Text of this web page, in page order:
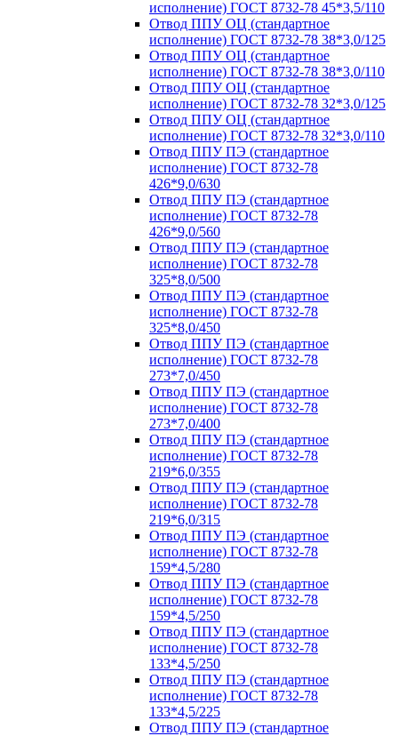
исполнение) ГОСТ 8732-78 45*3,5/110
Отвод ППУ ОЦ (стандартное
исполнение) ГОСТ 8732-78 38*3,0/125
Отвод ППУ ОЦ (стандартное
исполнение) ГОСТ 8732-78 38*3,0/110
Отвод ППУ ОЦ (стандартное
исполнение) ГОСТ 8732-78 32*3,0/125
Отвод ППУ ОЦ (стандартное
исполнение) ГОСТ 8732-78 32*3,0/110
Отвод ППУ ПЭ (стандартное
исполнение) ГОСТ 8732-78
426*9,0/630
Отвод ППУ ПЭ (стандартное
исполнение) ГОСТ 8732-78
426*9,0/560
Отвод ППУ ПЭ (стандартное
исполнение) ГОСТ 8732-78
325*8,0/500
Отвод ППУ ПЭ (стандартное
исполнение) ГОСТ 8732-78
325*8,0/450
Отвод ППУ ПЭ (стандартное
исполнение) ГОСТ 8732-78
273*7,0/450
Отвод ППУ ПЭ (стандартное
исполнение) ГОСТ 8732-78
273*7,0/400
Отвод ППУ ПЭ (стандартное
исполнение) ГОСТ 8732-78
219*6,0/355
Отвод ППУ ПЭ (стандартное
исполнение) ГОСТ 8732-78
219*6,0/315
Отвод ППУ ПЭ (стандартное
исполнение) ГОСТ 8732-78
159*4,5/280
Отвод ППУ ПЭ (стандартное
исполнение) ГОСТ 8732-78
159*4,5/250
Отвод ППУ ПЭ (стандартное
исполнение) ГОСТ 8732-78
133*4,5/250
Отвод ППУ ПЭ (стандартное
исполнение) ГОСТ 8732-78
133*4,5/225
Отвод ППУ ПЭ (стандартное